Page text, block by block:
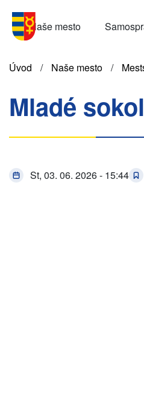
hlavný
Menu
SK
Naše mesto
Omrvinka
Úvod Naše mesto
Mladé
St, 03. 06. 2026 - 15:44